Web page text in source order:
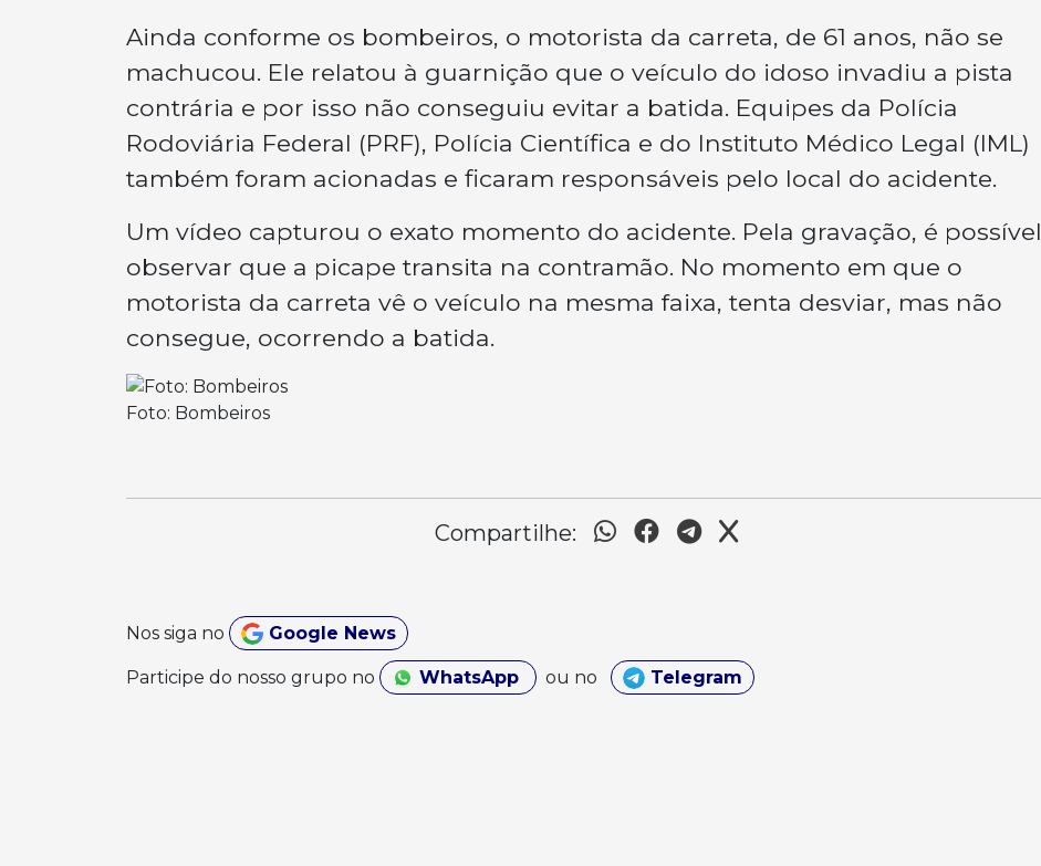
Ainda conforme os bombeiros, o motorista da carreta, de 61 anos, não se
machucou. Ele relatou à guarnição que o veículo do idoso invadiu a pista
contrária e por isso não conseguiu evitar a batida. Equipes da Polícia
Rodoviária Federal (PRF), Polícia Científica e do Instituto Médico Legal (IML)
também foram acionadas e ficaram responsáveis pelo local do acidente.
Um vídeo capturou o exato momento do acidente. Pela gravação, é possível
observar que a picape transita na contramão. No momento em que o
motorista da carreta vê o veículo na mesma faixa, tenta desviar, mas não
consegue, ocorrendo a batida.
Foto: Bombeiros
Compartilhe:
Nos siga no Google News
Participe do nosso grupo no WhatsApp ou no Telegram